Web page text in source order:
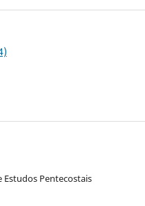
Estudos Pentecostais